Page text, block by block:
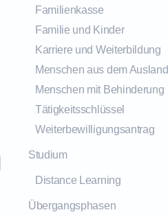
Familienkasse
Familie und Kinder
Karriere und Weiterbildung
Menschen aus dem Ausland
Menschen mit Behinderung
Tätigkeitsschlüssel
Weiterbewilligungsantrag
Studium
Distance Learning
Übergangsphasen